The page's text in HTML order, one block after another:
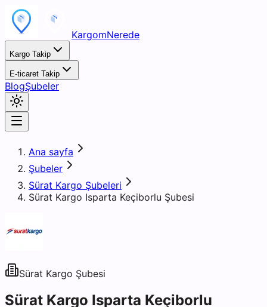
KargomNerede
Kargo Takip
E-ticaret Takip
BlogŞubeler
Ana sayfa
Şubeler
Sürat Kargo Şubeleri
Sürat Kargo Isparta Keçiborlu Şubesi
Sürat Kargo Şubesi
Sürat Kargo Isparta Keçiborlu